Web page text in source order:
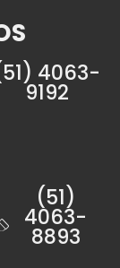
4063-
9192
(51)
4063-
8893